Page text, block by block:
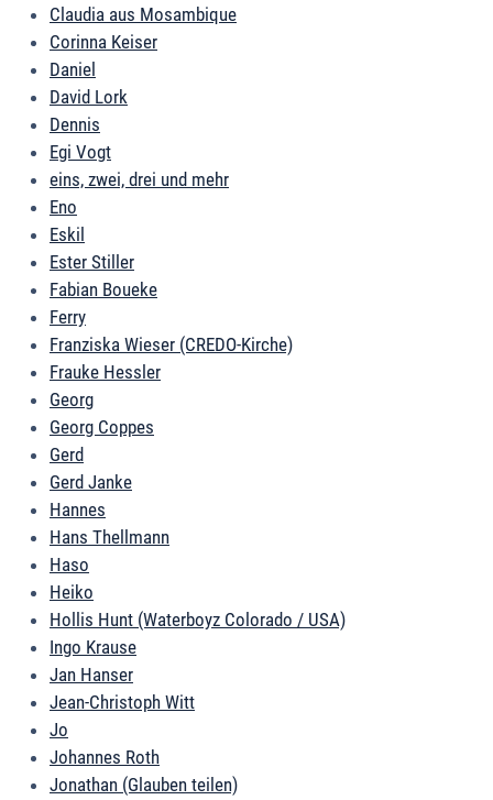
Claudia aus Mosambique
Corinna Keiser
Daniel
David Lork
Dennis
Egi Vogt
eins, zwei, drei und mehr
Eno
Eskil
Ester Stiller
Fabian Boueke
Ferry
Franziska Wieser (CREDO-Kirche)
Frauke Hessler
Georg
Georg Coppes
Gerd
Gerd Janke
Hannes
Hans Thellmann
Haso
Heiko
Hollis Hunt (Waterboyz Colorado / USA)
Ingo Krause
Jan Hanser
Jean-Christoph Witt
Jo
Johannes Roth
Jonathan (Glauben teilen)